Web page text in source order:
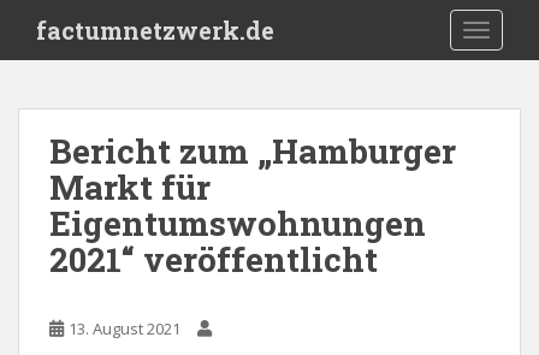
i
factumnetzwerk.de
Bericht zum „Hamburger
Markt für
Eigentumswohnungen
2021“ veröffentlicht
13. August 2021